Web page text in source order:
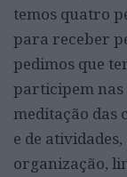
temos quatro
para receber
pedimos que
participem nas
meditação das
e de
organização,